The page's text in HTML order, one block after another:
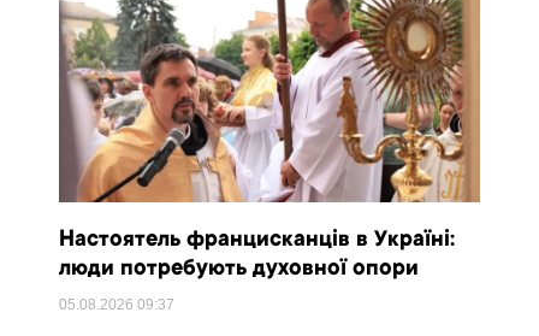
Настоятель францисканців в Україні:
люди потребують духовної опори
05.08.202609:37